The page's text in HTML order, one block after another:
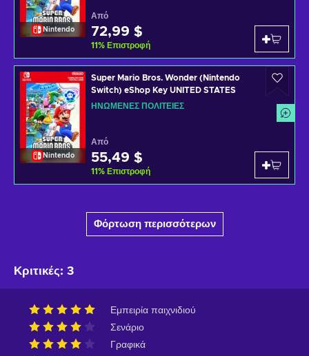
Nintendo
Από
72,99 $
11% Επιστροφή
Nintendo
Super Mario Bros. Wonder (Nintendo
Switch) eShop Key UNITED STATES
ΗΝΩΜΈΝΕΣ ΠΟΛΙΤΕΊΕΣ
Από
55,49 $
11% Επιστροφή
Φόρτωση περισσότερων
Κριτικές: 3
Εμπειρία παιχνιδιού
Σενάριο
Γραφικά